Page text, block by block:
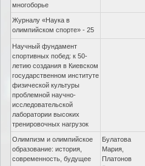
многоборье
Журналу «Наука в
олимпийском спорте» - 25
Научный фундамент
спортивных побед: к 50-
летию создания в Киевском
государственном институте
физической культуры
проблемной научно-
исследовательской
лаборатории высоких
тренировочных нагрузок
Олимпизм и олимпийское
образование: история,
современность, будущее
Булатова
Мария,
Платонов